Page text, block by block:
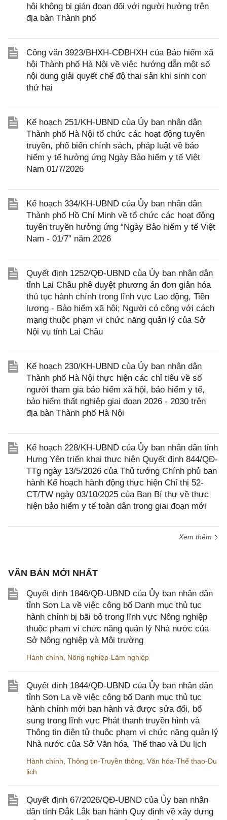
hội không bị gián đoạn đối với người hưởng trên
địa bàn Thành phố
Công văn 3923/BHXH-CĐBHXH của Bảo hiểm xã
hội Thành phố Hà Nội về việc hướng dẫn một số
nội dung giải quyết chế độ thai sản khi sinh con
thứ hai
Kế hoạch 251/KH-UBND của Ủy ban nhân dân
Thành phố Hà Nội tổ chức các hoạt động tuyên
truyền, phổ biến chính sách, pháp luật về bảo
hiểm y tế hưởng ứng Ngày Bảo hiểm y tế Việt
Nam 01/7/2026
Kế hoạch 334/KH-UBND của Ủy ban nhân dân
Thành phố Hồ Chí Minh về tổ chức các hoạt động
tuyên truyền hưởng ứng “Ngày Bảo hiểm y tế Việt
Nam - 01/7” năm 2026
Quyết định 1252/QĐ-UBND của Ủy ban nhân dân
tỉnh Lai Châu phê duyệt phương án đơn giản hóa
thủ tục hành chính trong lĩnh vực Lao động, Tiền
lương - Bảo hiểm xã hội; Người có công với cách
mạng thuộc phạm vi chức năng quản lý của Sở
Nội vụ tỉnh Lai Châu
Kế hoạch 230/KH-UBND của Ủy ban nhân dân
Thành phố Hà Nội thực hiện các chỉ tiêu về số
người tham gia bảo hiểm xã hội, bảo hiểm y tế,
bảo hiểm thất nghiệp giai đoạn 2026 - 2030 trên
địa bàn Thành phố Hà Nội
Kế hoạch 228/KH-UBND của Ủy ban nhân dân tỉnh
Hưng Yên triển khai thực hiện Quyết định 844/QĐ-
TTg ngày 13/5/2026 của Thủ tướng Chính phủ ban
hành Kế hoạch hành động thực hiện Chỉ thị 52-
CT/TW ngày 03/10/2025 của Ban Bí thư về thực
hiện bảo hiểm y tế toàn dân trong giai đoạn mới
Xem thêm
VĂN BẢN MỚI NHẤT
Quyết định 1846/QĐ-UBND của Ủy ban nhân dân
tỉnh Sơn La về việc công bố Danh mục thủ tục
hành chính bị bãi bỏ trong lĩnh vực Nông nghiệp
thuộc phạm vi chức năng quản lý Nhà nước của
Sở Nông nghiệp và Môi trường
Hành chính Nông nghiệp-Lâm nghiệp
Quyết định 1844/QĐ-UBND của Ủy ban nhân dân
tỉnh Sơn La về việc công bố Danh mục thủ tục
hành chính mới ban hành và được sửa đổi, bổ
sung trong lĩnh vực Phát thanh truyền hình và
Thông tin điện tử thuộc phạm vi chức năng quản lý
Nhà nước của Sở Văn hóa, Thể thao và Du lịch
Hành chính Thông tin-Truyền thông Văn hóa-Thể thao-Du
lịch
Quyết định 67/2026/QĐ-UBND của Ủy ban nhân
dân tỉnh Đắk Lắk ban hành Quy định về xây dựng